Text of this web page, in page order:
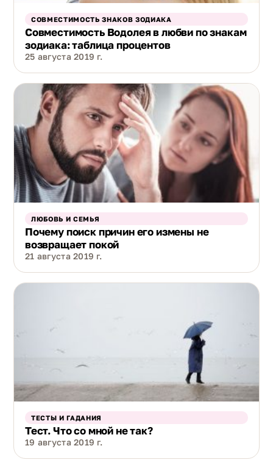
СОВМЕСТИМОСТЬ ЗНАКОВ ЗОДИАКА
Совместимость Водолея в любви по знакам
зодиака: таблица процентов
25 августа 2019 г.
ЛЮБОВЬ И СЕМЬЯ
Почему поиск причин его измены не
возвращает покой
21 августа 2019 г.
ТЕСТЫ И ГАДАНИЯ
Тест. Что со мной не так?
19 августа 2019 г.